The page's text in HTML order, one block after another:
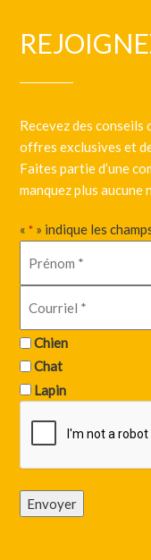
Recevez des conseils
offres exclusives et
Faites partie d’une
manquez plus aucune
«* » indique les
Chien
Chat
Lapin
Envoyer